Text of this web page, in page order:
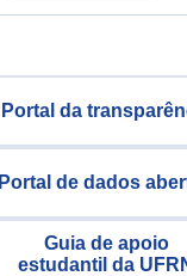
Portal da
Portal de dados
Guia de apoio
estudantil da